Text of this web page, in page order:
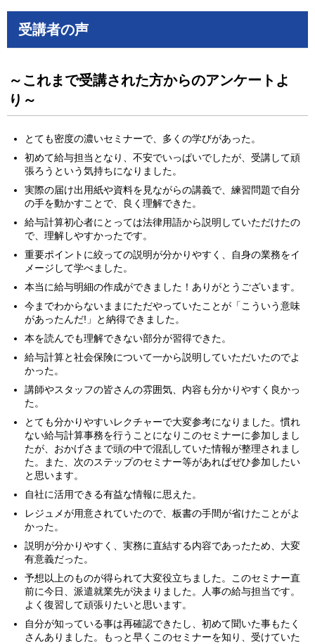
受講者の声
～これまで受講された方からのアンケートよ
り～
とても密度の濃いセミナーで、多くの学びがあった。
初めて給与担当となり、不安でいっぱいでしたが、受講して頑
張ろうという気持ちになりました。
実際の届け出用紙や資料を見ながらの講義で、練習問題で自分
の手を動かすことで、良く理解できた。
給与計算初心者にとっては法律用語から説明していただけたの
で、理解しやすかったです。
重要ポイントに絞っての説明が分かりやすく、自身の業務をイ
メージして学べました。
本当に給与明細の作成ができました！ありがとうございます。
今までわからないままにただやっていたことが「こういう意味
があったんだ!」と納得できました。
本を読んでも理解できない部分が習得できた。
給与計算と社会保険について一から説明していただいたのでよ
かった。
講師やスタッフの皆さんの雰囲気、内容も分かりやすく良かっ
た。
とても分かりやすいレクチャーで大変参考になりました。慣れ
ない給与計算事務を行うことになりこのセミナーに参加しまし
たが、おかげさまで頭の中で混乱していた情報が整理されまし
た。また、次のステップのセミナー等があればぜひ参加したい
と思います。
自社に活用できる有益な情報に思えた。
レジュメが用意されていたので、板書の手間が省けたことがよ
かった。
説明が分かりやすく、実務に直結する内容であったため、大変
有意義だった。
予想以上のものが得られて大変役立ちました。このセミナー直
前に今日、派遣就業先が決まりました。人事の給与担当です。
よく復習して頑張りたいと思います。
自分が知っている事は再確認できたし、初めて聞いた事もたく
さんありました。もっと早くこのセミナーを知り、受けていた